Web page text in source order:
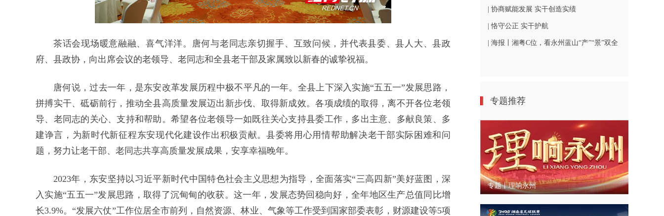
茶话会现场暖意融融、喜气洋洋。唐何与老同志亲切握手、互致问候，并代表县委、县人大、县政
府、县政协，向出席会议的老领导、老同志和全县老干部及家属致以新春的诚挚祝福。
唐何说，过去一年，是东安改革发展历程中极不平凡的一年。全县上下深入实施“五五一”发展思路，
拼搏实干、砥砺前行，推动全县高质量发展迈出新步伐、取得新成效。各项成绩的取得，离不开各位老领
导、老同志的关心、支持和帮助。希望各位老领导一如既往关心支持县委工作，多出主意、多献良策、多
建诤言，为新时代新征程东安现代化建设作出积极贡献。县委将用心用情帮助解决老干部实际困难和问
题，努力让老干部、老同志共享高质量发展成果，安享幸福晚年。
2023年，东安坚持以习近平新时代中国特色社会主义思想为指导，全面落实“三高四新”美好蓝图，深
入实施“五五一”发展思路，取得了沉甸甸的收获。这一年，发展态势回稳向好，全年地区生产总值同比增
长3.9%。“发展六仗”工作位居全市前列，自然资源、林业、气象等工作受到国家部委表彰，财源建设等5项
| 协商赋能发展 实干创造实绩
| 恪守公正 实干护航
| 海报丨湘粤C位，看永州蓝山“产”“景”双全
专题推荐
专题丨理响永州